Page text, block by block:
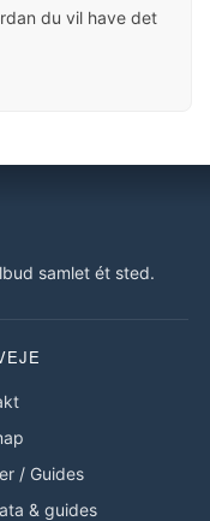
du vil have det
kategori
indsnævre udvalget
·Vi sælger ikke
samlet ét sted.
/ Guides
& guides